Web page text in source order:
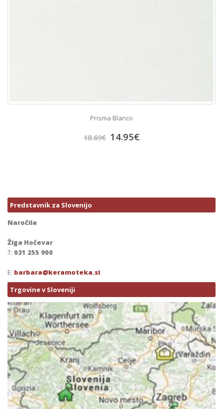
Prisma Blanco
18.69€ 14.95€
Predstavnik za Slovenijo
Naročila
Žiga Hočevar
T: 031 255 900
E: barbara@keramoteka.si
Trgovine v Sloveniji